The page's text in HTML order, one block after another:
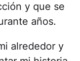
y que se
años.
alrededor y